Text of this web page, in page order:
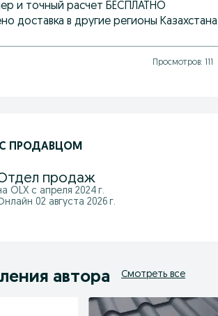
и точный расчет БЕСПЛАТНО
доставка в другие регионы Казахстана
Просмотров: 111
С ПРОДАВЦОМ
продаж
OLX с апреля 2024 г.
02 августа 2026 г.
автора Смотреть все